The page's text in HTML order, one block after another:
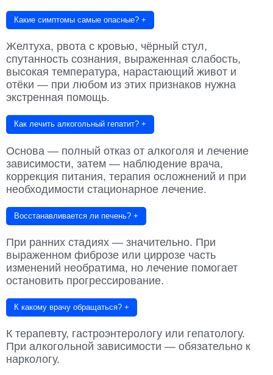
Какие симптомы самые опасные? +
Желтуха, рвота с кровью, чёрный стул,
спутанность сознания, выраженная слабость,
высокая температура, нарастающий живот и
отёки — при любом из этих признаков нужна
экстренная помощь.
Как лечить алкогольный гепатит? +
Основа — полный отказ от алкоголя и лечение
зависимости, затем — наблюдение врача,
коррекция питания, терапия осложнений и при
необходимости стационарное лечение.
Восстанавливается ли печень? +
При ранних стадиях — значительно. При
выраженном фиброзе или циррозе часть
изменений необратима, но лечение помогает
остановить прогрессирование.
К какому врачу обращаться? +
К терапевту, гастроэнтерологу или гепатологу.
При алкогольной зависимости — обязательно к
наркологу.